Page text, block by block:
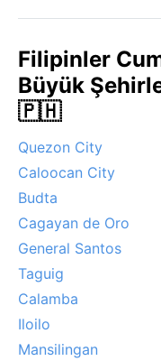
Filipinler
Büyük
🇵🇭
Quezon City
Caloocan City
Budta
Cagayan de Oro
General Santos
Taguig
Calamba
Iloilo
Mansilingan